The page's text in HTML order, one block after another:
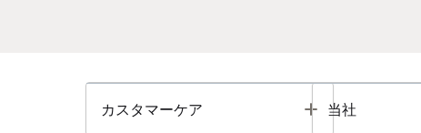
カスタマーケア Toggle
当社